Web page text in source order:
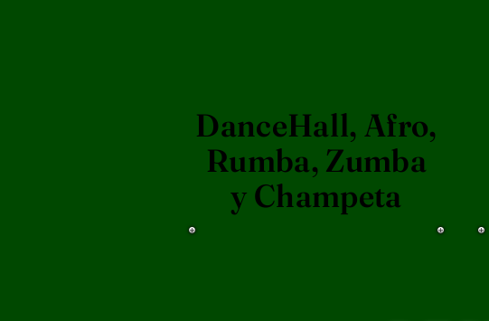
DanceHall, Afro,
Rumba, Zumba
y Champeta